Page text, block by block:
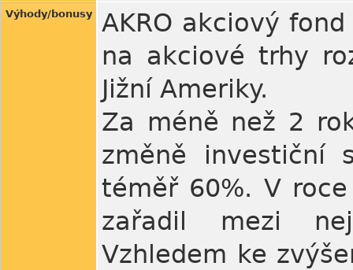
Výhody/bonusy
AKRO akciový
na akciové trhy
Jižní Ameriky.
Za méně než 2
změně investiční
téměř 60%. V
zařadil mezi
Vzhledem ke